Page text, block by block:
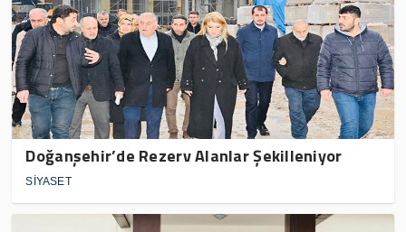
Doğanşehir’de Rezerv Alanlar Şekilleniyor
SİYASET